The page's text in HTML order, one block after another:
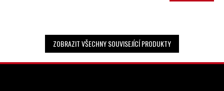
ZOBRAZIT VŠECHNY SOUVISEJÍCÍ PRODUKTY
ZÁPATÍ